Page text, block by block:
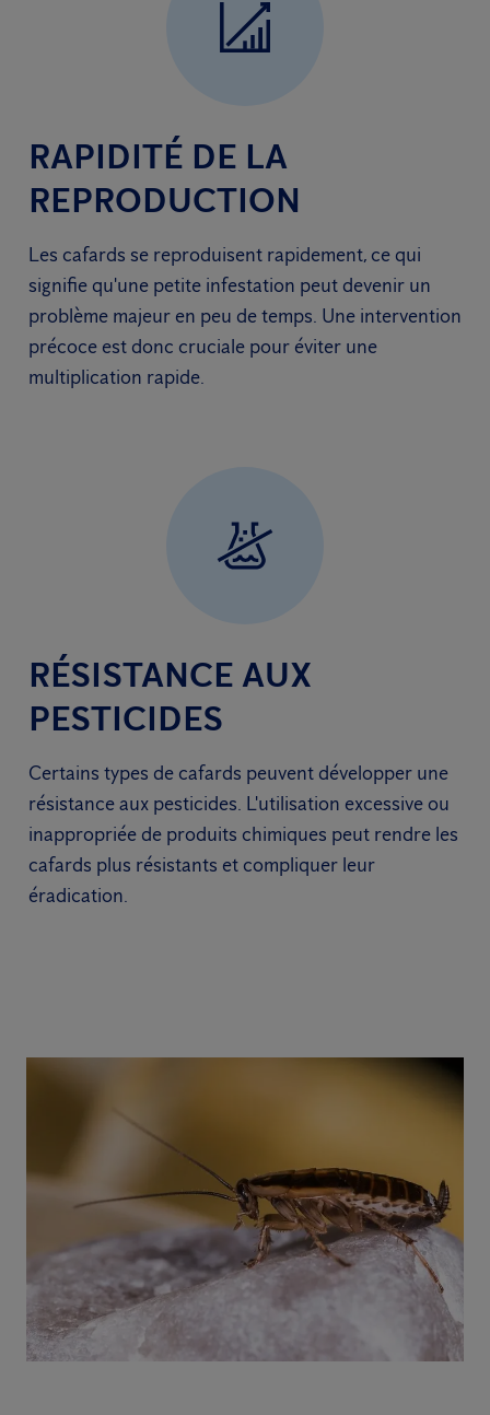
RAPIDITÉ DE LA
REPRODUCTION
Les cafards se reproduisent rapidement, ce qui
signifie qu'une petite infestation peut devenir un
problème majeur en peu de temps. Une intervention
précoce est donc cruciale pour éviter une
multiplication rapide.
RÉSISTANCE AUX
PESTICIDES
Certains types de cafards peuvent développer une
résistance aux pesticides. L'utilisation excessive ou
inappropriée de produits chimiques peut rendre les
cafards plus résistants et compliquer leur
éradication.